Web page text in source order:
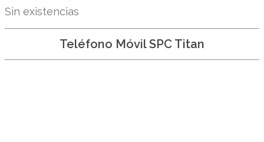
Sin existencias
Teléfono Móvil SPC Titan